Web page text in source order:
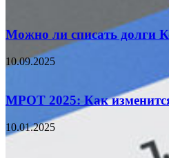
Можно ли списать долги
10.09.2025
МРОТ 2025: Как
10.01.2025